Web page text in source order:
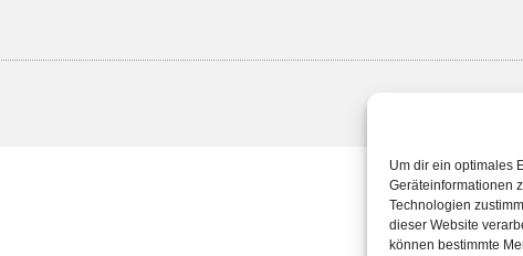
Um dir ein optimales
Geräteinformationen
Technologien
dieser Website
können bestimmte